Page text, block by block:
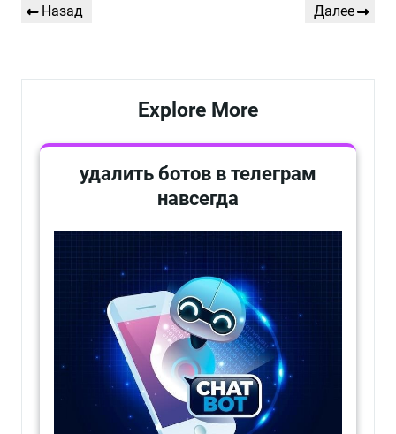
по
Предыдущая
Назад
Следующая
Далее
Explore More
удалить ботов в телеграм
навсегда